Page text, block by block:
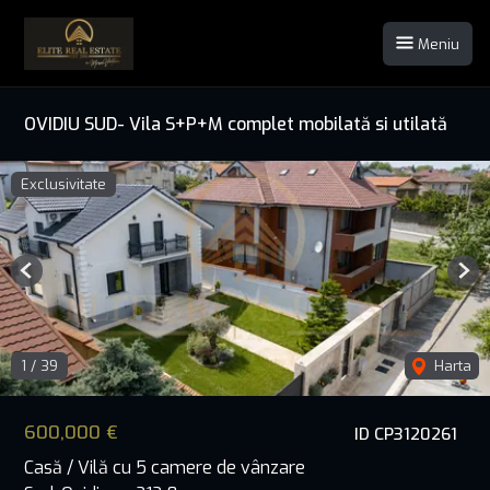
Meniu
OVIDIU SUD- Vila S+P+M complet mobilată si utilată
ID CP3120261
600,000 €
Casă / Vilă cu 5 camere de vânzare
Exclusivitate
1 / 39 Harta
Previous